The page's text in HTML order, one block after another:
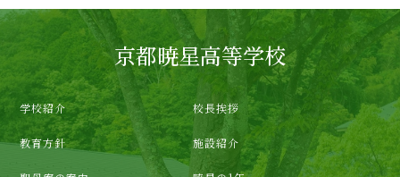
京都暁星高等学校
学校紹介 校長挨拶
教育方針 施設紹介